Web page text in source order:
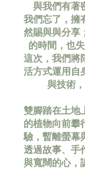
與我們有著
我們忘了，擁
然賜與與分享
的時間，也
這次，我們將
活方式運用自
與技術
雙腳踏在土地
的植物向前攀
驗，暫離螢幕
透過故事、手
與寬闊的心，